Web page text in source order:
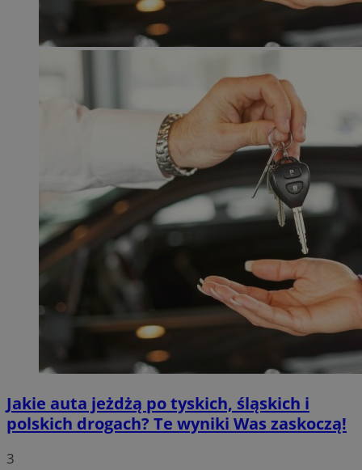
Jakie auta jeżdżą po tyskich, śląskich i
polskich drogach? Te wyniki Was zaskoczą!
3